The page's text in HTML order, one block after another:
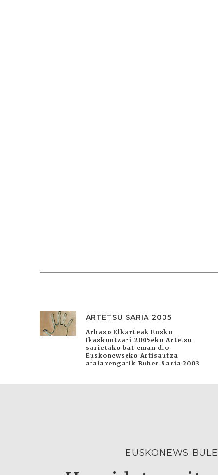
ARTETSU SARIA 2005
Arbaso Elkarteak Eusko
Ikaskuntzari 2005eko Artetsu
sarietako bat eman dio
Euskonewseko Artisautza
atalarengatik Buber Saria 2003
EUSKONEWS